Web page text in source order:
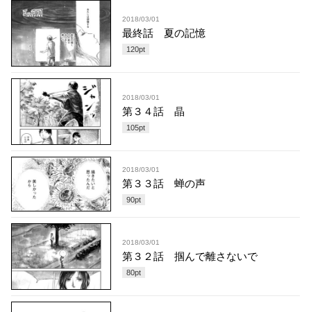
2018/03/01
最終話 夏の記憶
120pt
2018/03/01
第３４話 晶
105pt
2018/03/01
第３３話 蝉の声
90pt
2018/03/01
第３２話 掴んで離さないで
80pt